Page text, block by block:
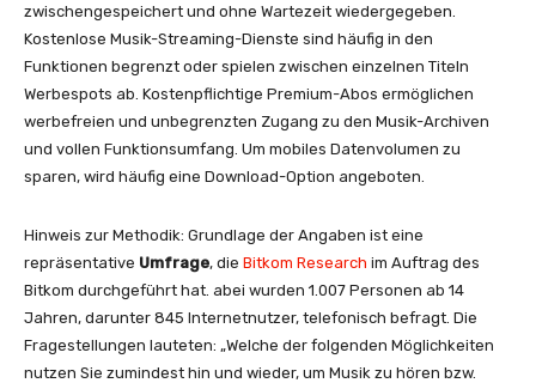
zwischengespeichert und ohne Wartezeit wiedergegeben.
Kostenlose Musik-Streaming-Dienste sind häufig in den
Funktionen begrenzt oder spielen zwischen einzelnen Titeln
Werbespots ab. Kostenpflichtige Premium-Abos ermöglichen
werbefreien und unbegrenzten Zugang zu den Musik-Archiven
und vollen Funktionsumfang. Um mobiles Datenvolumen zu
sparen, wird häufig eine Download-Option angeboten.
Hinweis zur Methodik: Grundlage der Angaben ist eine
repräsentative Umfrage, die Bitkom Research im Auftrag des
Bitkom durchgeführt hat. abei wurden 1.007 Personen ab 14
Jahren, darunter 845 Internetnutzer, telefonisch befragt. Die
Fragestellungen lauteten: „Welche der folgenden Möglichkeiten
nutzen Sie zumindest hin und wieder, um Musik zu hören bzw.